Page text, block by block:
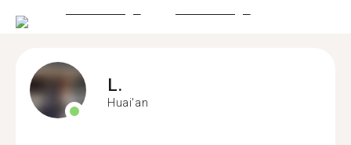
L.
Huai'an